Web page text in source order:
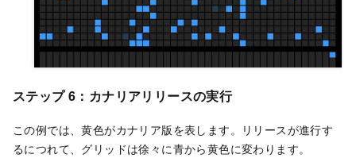
ステップ 6：カナリアリリースの実行
この例では、黄色がカナリア版を表します。リリースが進行す
るにつれて、グリッドは徐々に青から黄色に変わります。